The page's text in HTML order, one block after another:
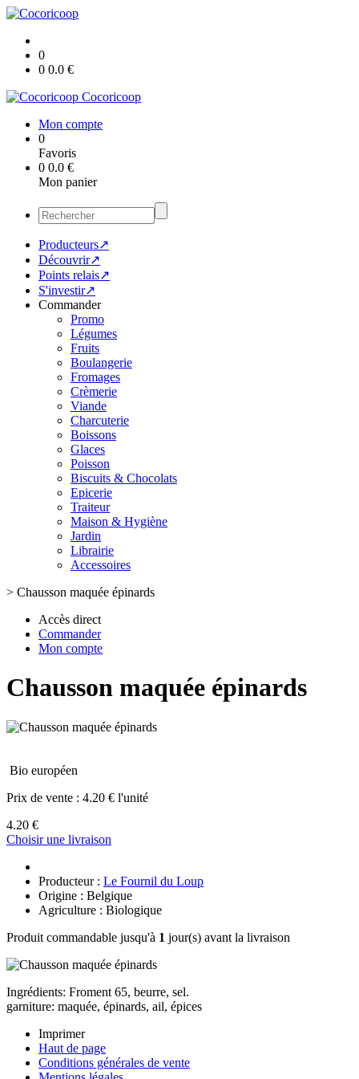
0
0 0.0 €
Cocoricoop
Mon compte
0
Favoris
0 0.0 €
Mon panier
Producteurs↗
Découvrir↗
Points relais↗
S'investir↗
Commander
Promo
Légumes
Fruits
Boulangerie
Fromages
Crèmerie
Viande
Charcuterie
Boissons
Glaces
Poisson
Biscuits & Chocolats
Epicerie
Traiteur
Maison & Hygiène
Jardin
Librairie
Accessoires
> Chausson maquée épinards
Accès direct
Commander
Mon compte
Chausson maquée épinards
Bio européen
Prix de vente : 4.20 € l'unité
4.20 €
Choisir une livraison
Producteur : Le Fournil du Loup
Origine : Belgique
Agriculture : Biologique
Produit commandable jusqu'à 1 jour(s) avant la livraison
Ingrédients: Froment 65, beurre, sel.
garniture: maquée, épinards, ail, épices
Imprimer
Haut de page
Conditions générales de vente